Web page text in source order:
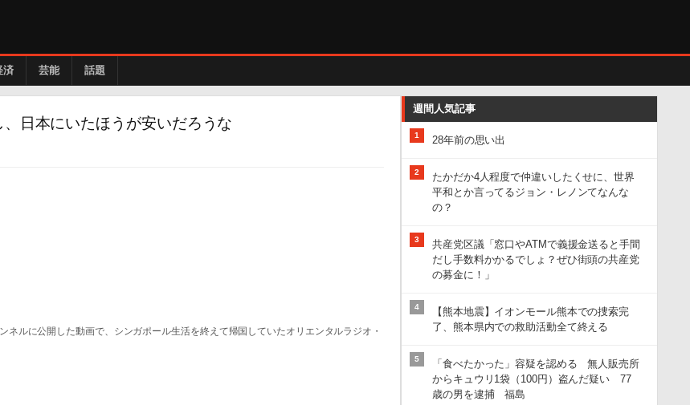
済 芸能 話題
日本にいたほうが安いだろうな
ルに公開した動画で、シンガポール生活を終えて帰国していたオリエンタルラジオ・
週間人気記事
1 28年前の思い出
2
たかだか4人程度で仲違いしたくせに、世界
平和とか言ってるジョン・レノンてなんな
の？
3
共産党区議「窓口やATMで義援金送ると手間
だし手数料かかるでしょ？ぜひ街頭の共産党
の募金に！」
4
【熊本地震】イオンモール熊本での捜索完
了、熊本県内での救助活動全て終える
5
「食べたかった」容疑を認める 無人販売所
からキュウリ1袋（100円）盗んだ疑い 77
歳の男を逮捕 福島